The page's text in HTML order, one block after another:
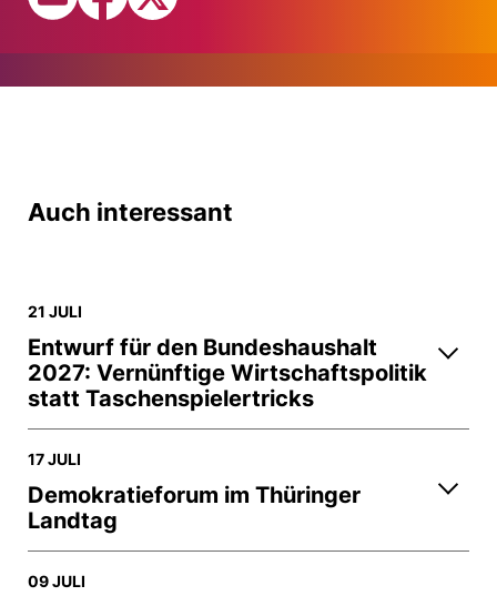
Auch interessant
21 JULI
Entwurf für den Bundeshaushalt
2027: Vernünftige Wirtschaftspolitik
statt Taschenspielertricks
17 JULI
Demokratieforum im Thüringer
Landtag
09 JULI